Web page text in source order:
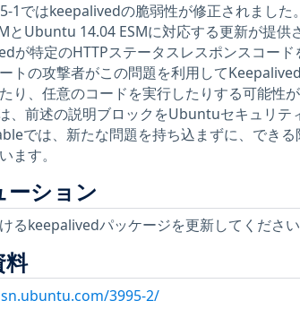
1ではkeepalivedの脆弱性が修正されまし
とUbuntu 14.04 ESMに対応する更新が提供
が特定のHTTPステータスレスポンスコー
トの攻撃者がこの問題を利用して
り、任意のコードを実行したりする可能性
、前述の説明ブロックをUbuntuセキュリテ
では、新たな問題を持ち込まずに、でき
ます。
ーション
るkeepalivedパッケージを更新してください
料
3995-2/